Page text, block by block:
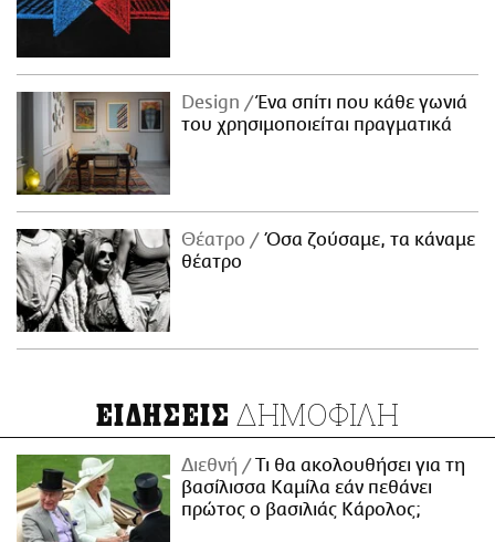
Design
Ένα σπίτι που κάθε γωνιά
του χρησιμοποιείται πραγματικά
Θέατρο
Όσα ζούσαμε, τα κάναμε
θέατρο
ΕΙΔΗΣΕΙΣ ΔΗΜΟΦΙΛΗ
Διεθνή
Τι θα ακολουθήσει για τη
βασίλισσα Καμίλα εάν πεθάνει
πρώτος ο βασιλιάς Κάρολος;